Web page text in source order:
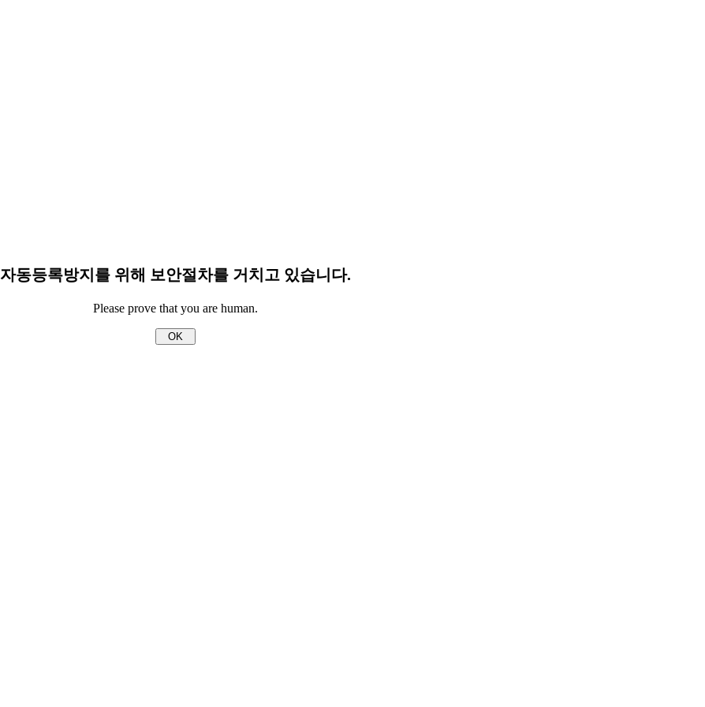
자동등록방지를 위해 보안절차를 거치고 있습니다.
Please prove that you are human.